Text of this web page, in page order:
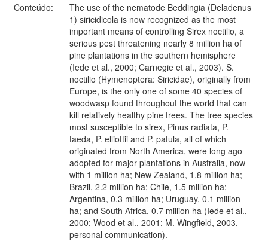
Conteúdo:
The use of the nematode Beddingia (Deladenus
1) siricidicola is now recognized as the most
important means of controlling Sirex noctilio, a
serious pest threatening nearly 8 million ha of
pine plantations in the southern hemisphere
(Iede et al., 2000; Carnegie et al., 2003). S.
noctilio (Hymenoptera: Siricidae), originally from
Europe, is the only one of some 40 species of
woodwasp found throughout the world that can
kill relatively healthy pine trees. The tree species
most susceptible to sirex, Pinus radiata, P.
taeda, P. elliottii and P. patula, all of which
originated from North America, were long ago
adopted for major plantations in Australia, now
with 1 million ha; New Zealand, 1.8 million ha;
Brazil, 2.2 million ha; Chile, 1.5 million ha;
Argentina, 0.3 million ha; Uruguay, 0.1 million
ha; and South Africa, 0.7 million ha (Iede et al.,
2000; Wood et al., 2001; M. Wingfield, 2003,
personal communication).